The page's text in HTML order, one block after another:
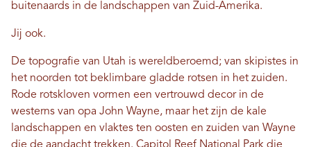
buitenaards in de landschappen van Zuid-Amerika.
Jij ook.
De topografie van Utah is wereldberoemd; van skipistes in
het noorden tot beklimbare gladde rotsen in het zuiden.
Rode rotskloven vormen een vertrouwd decor in de
westerns van opa John Wayne, maar het zijn de kale
landschappen en vlaktes ten oosten en zuiden van Wayne